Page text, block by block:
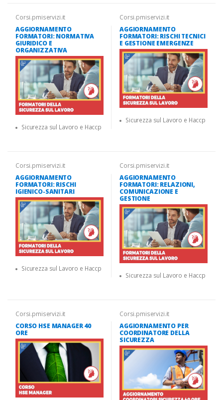
Corsi.pmiservizi.it
AGGIORNAMENTO
FORMATORI: NORMATIVA
GIURIDICO E
ORGANIZZATIVA
Sicurezza sul Lavoro e Haccp
Corsi.pmiservizi.it
AGGIORNAMENTO
FORMATORI: RISCHI TECNICI
E GESTIONE EMERGENZE
Sicurezza sul Lavoro e Haccp
Corsi.pmiservizi.it
AGGIORNAMENTO
FORMATORI: RISCHI
IGIENICO-SANITARI
Sicurezza sul Lavoro e Haccp
Corsi.pmiservizi.it
AGGIORNAMENTO
FORMATORI: RELAZIONI,
COMUNICAZIONE E
GESTIONE
Sicurezza sul Lavoro e Haccp
Corsi.pmiservizi.it
CORSO HSE MANAGER 40
ORE
Corsi.pmiservizi.it
AGGIORNAMENTO PER
COORDINATORE DELLA
SICUREZZA